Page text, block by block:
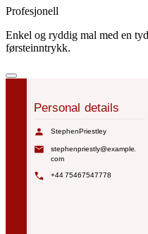
Profesjonell
Enkel og ryddig mal med en
førsteinntrykk.